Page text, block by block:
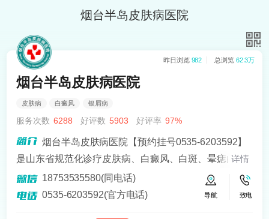
烟台半岛皮肤病医院
昨日浏览 982 总浏览 62.3万
烟台半岛皮肤病医院
皮肤病 白癜风 银屑病
服务次数 6288 好评数 5903 好评率 97%
烟台半岛皮肤病医院【预约挂号0535-6203592】
是山东省规范化诊疗皮肤病、白癜风、白斑、晕痣的医
院。熟悉皮肤病科常见病、多发病、疑难病的诊治，尤
其擅长光化学疗法、窄波紫外线、308准分子激光以及外
详情
18753535580(同电话)
0535-6203592(官方电话)
导航 致电